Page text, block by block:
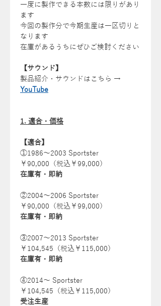
一度に製作できる本数には限りがあり
ます
今回の製作分で今期生産は一区切りと
なります
在庫があるうちにぜひご検討ください
【サウンド】
製品紹介・サウンドはこちら →
YouTube
1. 適合・価格
【適合】
①1986〜2003 Sportster
￥90,000（税込￥99,000）
在庫有・即納
②2004〜2006 Sportster
￥90,000（税込￥99,000）
在庫有・即納
③2007〜2013 Sportster
￥104,545（税込￥115,000）
在庫有・即納
④2014〜 Sportster
￥104,545（税込￥115,000）
受注生産